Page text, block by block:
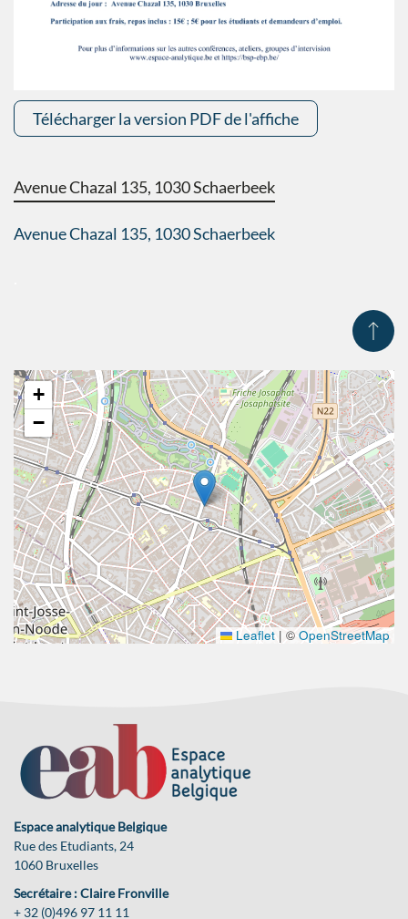
Télécharger la version PDF de l'affiche
Avenue Chazal 135, 1030 Schaerbeek
Avenue Chazal 135, 1030 Schaerbeek
+
−
Leaflet | © OpenStreetMap
Espace analytique Belgique
Rue des Etudiants, 24
1060 Bruxelles
Secrétaire : Claire Fronville
+ 32 (0)496 97 11 11